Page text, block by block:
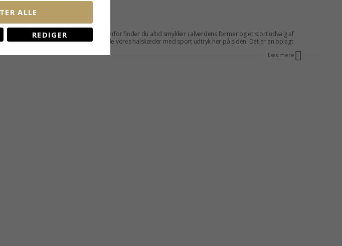
at have noget for ethvert behov, så derfor finder du altid smykker i alverdens formerog et stort udvalg af
som en del af designet. Du kan se alle vores halskæder med sport udtryk her på siden. Det er en oplagt
igennem og find din sports halskæde i dag og få den leveret indenfor kort tid.
Læs mere
ALLE
REDIGER